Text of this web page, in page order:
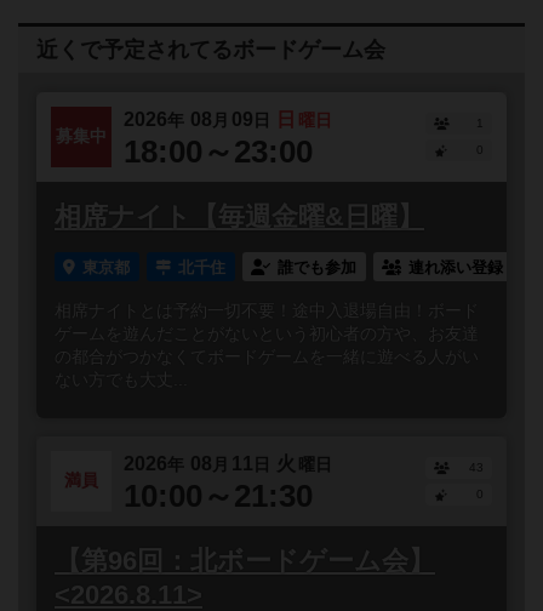
近くで予定されてるボードゲーム会
募集中
2026年 08 月 09 日 日 曜日
18:00～23:00
1
相席ナイト【毎週金曜&日曜】
東京都 北千住 誰でも参加 連れ添い登録
相席ナイトとは予約一切不要！途中入退場自由！ボード
ゲームを遊んだことがないという初心者の方や、お友達
の都合がつかなくてボードゲームを一緒に遊べる人がい
ない方でも大丈...
満員
2026年 08 月 日 火 曜日
10:00～21:30
43
【第96回：北ボードゲーム会】
<2026.8.11>